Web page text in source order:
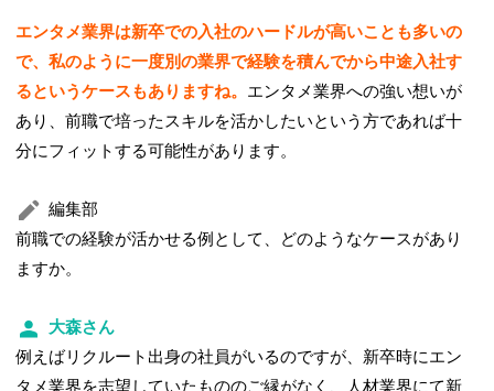
エンタメ業界は新卒での入社のハードルが高いことも多いの
で、私のように一度別の業界で経験を積んでから中途入社す
るというケースもありますね。 エンタメ業界への強い想いが
あり、前職で培ったスキルを活かしたいという方であれば十
分にフィットする可能性があります。
編集部
前職での経験が活かせる例として、どのようなケースがあり
ますか。
大森さん
例えばリクルート出身の社員がいるのですが、新卒時にエン
タメ業界を志望していたもののご縁がなく、人材業界にて新